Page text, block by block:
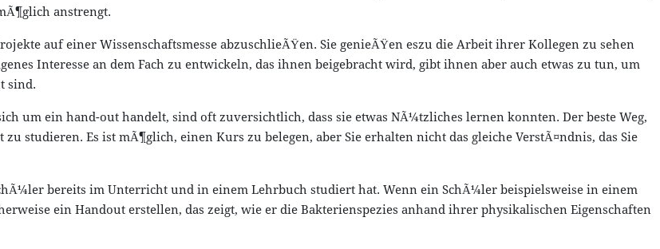
anstrengt.
auf einer Wissenschaftsmesse abzuschlieÃŸen. Sie genieÃŸen eszu die Arbeit ihrer Kollegen zu sehen
Interesse an dem Fach zu entwickeln, das ihnen beigebracht wird, gibt ihnen aber auch etwas zu tun, um
sind.
um ein hand-out handelt, sind oft zuversichtlich, dass sie etwas NÃ¼tzliches lernen konnten. Der beste Weg,
studieren. Es ist mÃ¶glich, einen Kurs zu belegen, aber Sie erhalten nicht das gleiche VerstÃ¤ndnis, das Sie
bereits im Unterricht und in einem Lehrbuch studiert hat. Wenn ein SchÃ¼ler beispielsweise in einem
ein Handout erstellen, das zeigt, wie er die Bakterienspezies anhand ihrer physikalischen Eigenschaften